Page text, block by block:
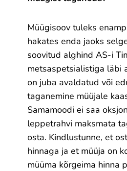
Müügisoov tuleks
hakates enda jaoks
soovitud alghind AS-i
metsaspetsialistiga läbi
on juba avaldatud või
taganemine müüjale
Samamoodi ei saa
leppetrahvi maksmata
osta. Kindlustunne, et
hinnaga ja et müüja on
müüma kõrgeima hinna